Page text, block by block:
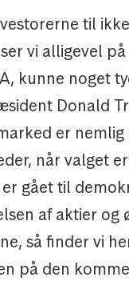
til
vi alligevel
kunne noget
Donald
er
når valget
gået til
af aktier og
så finder vi
på den